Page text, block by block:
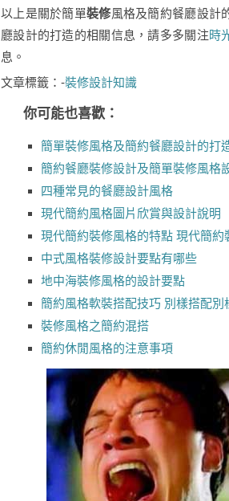
以上是關於簡單裝修風格及簡約餐廳設計
廳設計的打造的相關信息，請多多關注時
息。
文章標籤：-裝修設計知識
你可能也喜歡：
簡單裝修風格及簡約餐廳設計的打
簡約餐廳裝修設計及簡單裝修風格
四種常見的餐廳設計風格
現代簡約風格圖片欣賞與設計說明
現代簡約裝修風格的特點 現代簡約
中式風格裝修設計要點有哪些
地中海裝修風格的設計要點
簡約風格軟裝搭配技巧 別樣搭配別
裝修風格之簡約混搭
簡約休閒風格的注意事項